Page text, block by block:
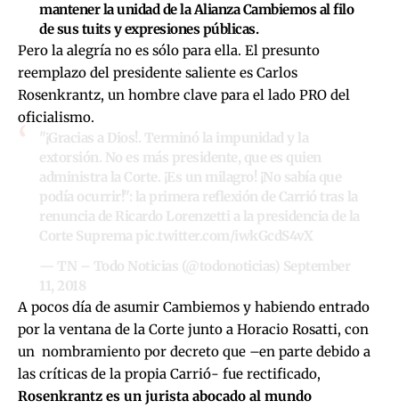
mantener la unidad de la Alianza Cambiemos al filo
de sus tuits y expresiones públicas.
Pero la alegría no es sólo para ella. El presunto
reemplazo del presidente saliente es Carlos
Rosenkrantz, un hombre clave para el lado PRO del
oficialismo.
"¡Gracias a Dios!. Terminó la impunidad y la
extorsión. No es más presidente, que es quien
administra la Corte. ¡Es un milagro! ¡No sabía que
podía ocurrir!": la primera reflexión de Carrió tras la
renuncia de Ricardo Lorenzetti a la presidencia de la
Corte Suprema pic.twitter.com/iwkGcdS4vX
— TN – Todo Noticias (@todonoticias) September
11, 2018
A pocos día de asumir Cambiemos y habiendo entrado
por la ventana de la Corte junto a Horacio Rosatti, con
un nombramiento por decreto que –en parte debido a
las críticas de la propia Carrió- fue rectificado,
Rosenkrantz es un jurista abocado al mundo